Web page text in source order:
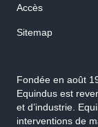
Accès
Sitemap
Fondée en août
Equindus est
et d’industrie.
interventions de